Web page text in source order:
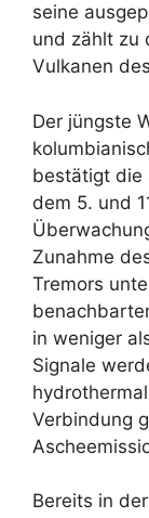
seine
und zählt zu
Vulkanen
Der jüngste
bestätigt die
dem 5. und
Zunahme
Tremors
in weniger
Signale
Verbindung
Bereits in